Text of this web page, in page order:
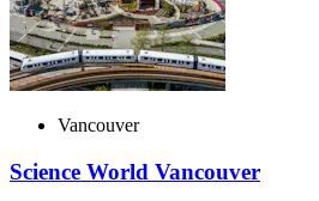
Vancouver
Science World Vancouver